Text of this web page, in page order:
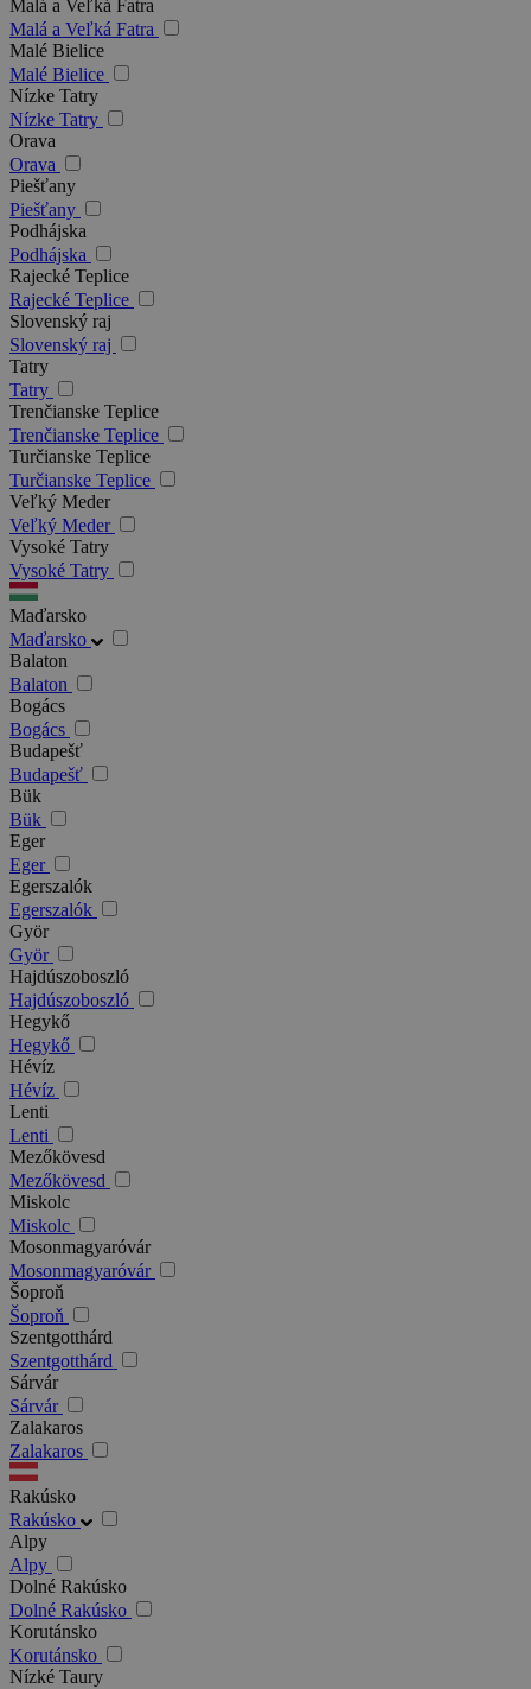
Malá a Veľká Fatra
Malá a Veľká Fatra
Malé Bielice
Malé Bielice
Nízke Tatry
Nízke Tatry
Orava
Orava
Piešťany
Piešťany
Podhájska
Podhájska
Rajecké Teplice
Rajecké Teplice
Slovenský raj
Slovenský raj
Tatry
Tatry
Trenčianske Teplice
Trenčianske Teplice
Turčianske Teplice
Turčianske Teplice
Veľký Meder
Veľký Meder
Vysoké Tatry
Vysoké Tatry
Maďarsko
Maďarsko
Balaton
Balaton
Bogács
Bogács
Budapešť
Budapešť
Bük
Bük
Eger
Eger
Egerszalók
Egerszalók
Györ
Györ
Hajdúszoboszló
Hajdúszoboszló
Hegykő
Hegykő
Hévíz
Hévíz
Lenti
Lenti
Mezőkövesd
Mezőkövesd
Miskolc
Miskolc
Mosonmagyaróvár
Mosonmagyaróvár
Šoproň
Šoproň
Szentgotthárd
Szentgotthárd
Sárvár
Sárvár
Zalakaros
Zalakaros
Rakúsko
Rakúsko
Alpy
Alpy
Dolné Rakúsko
Dolné Rakúsko
Korutánsko
Korutánsko
Nízké Taury